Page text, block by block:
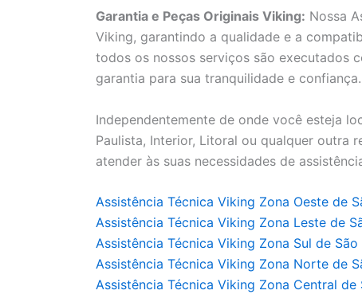
Garantia e Peças Originais Viking: Nossa
Viking, garantindo a qualidade e a
todos os nossos serviços são executados
garantia para sua tranquilidade e confiança.
Independentemente de onde você esteja
Paulista, Interior, Litoral ou qualquer outra
atender às suas necessidades de
Assistência Técnica Viking Zona Oeste de
Assistência Técnica Viking Zona Leste de
Assistência Técnica Viking Zona Sul de São
Assistência Técnica Viking Zona Norte de
Assistência Técnica Viking Zona Central de